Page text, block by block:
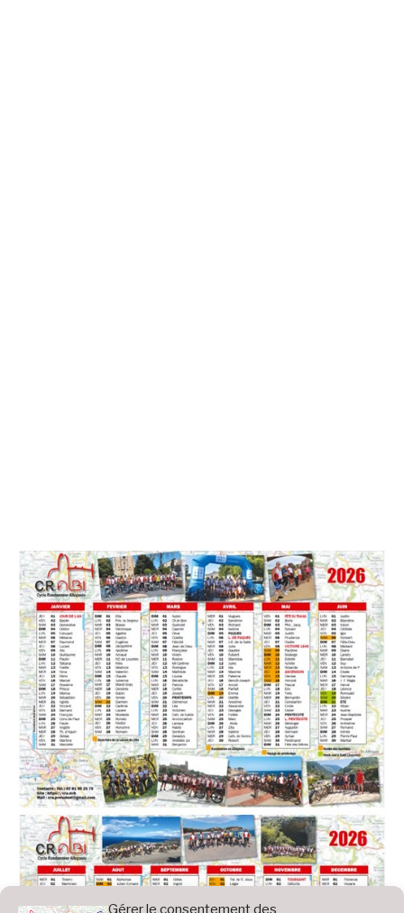
Gérer le consentement des